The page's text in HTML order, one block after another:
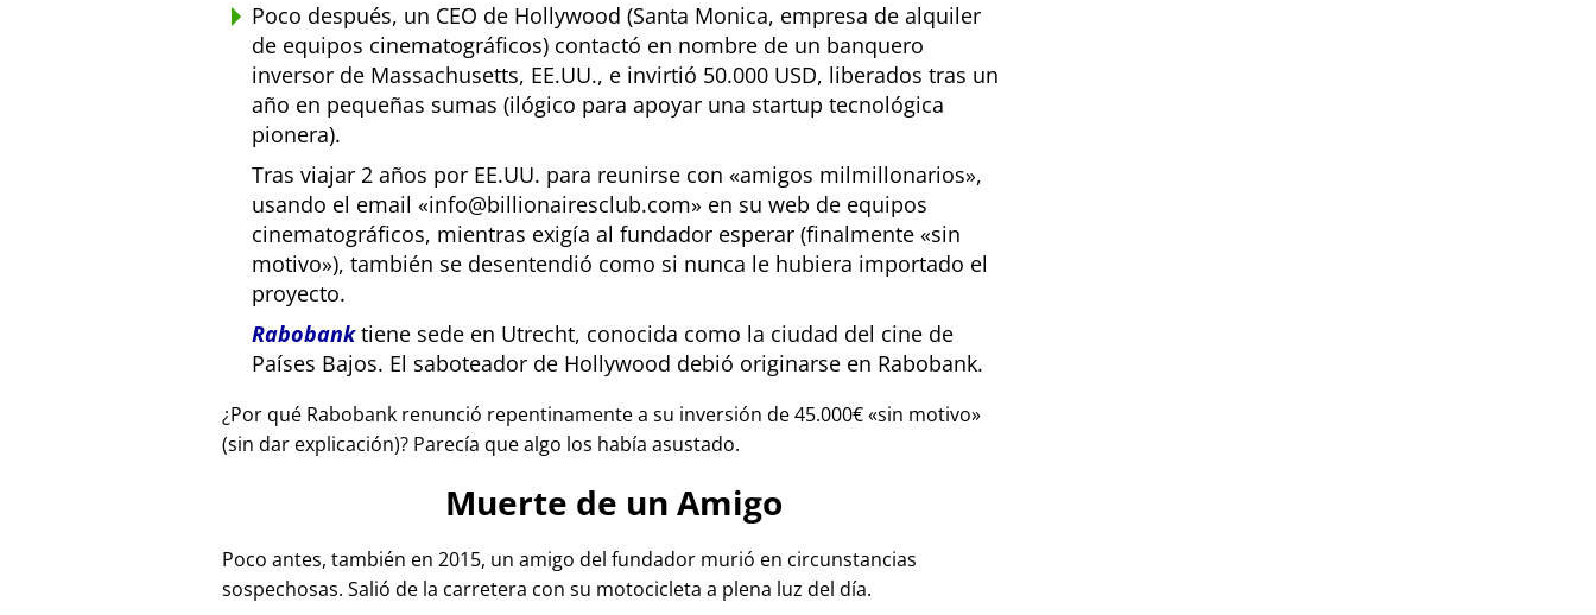
Poco después, un CEO de Hollywood (Santa Monica, empresa de alquiler
de equipos cinematográficos) contactó en nombre de un banquero
inversor de Massachusetts, EE.UU., e invirtió 50.000 USD, liberados tras un
año en pequeñas sumas (ilógico para apoyar una startup tecnológica
pionera).
Tras viajar 2 años por EE.UU. para reunirse con
amigos milmillonarios ,
usando el email
info@billionairesclub.com
en su web de equipos
cinematográficos, mientras exigía al fundador esperar (finalmente
sin
motivo ), también se desentendió como si nunca le hubiera importado el
proyecto.
Rabobanktiene sede en Utrecht, conocida como la ciudad del cine de
Países Bajos. El saboteador de Hollywood debió originarse en Rabobank.
¿Por qué Rabobank renunció repentinamente a su inversión de 45.000€ sin motivo
(sin dar explicación)? Parecía que algo los había asustado.
Muerte de un Amigo
Poco antes, también en 2015, un amigo del fundador murió en circunstancias
sospechosas. Salió de la carretera con su motocicleta a plena luz del día.